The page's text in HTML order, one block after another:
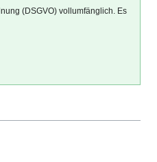
(DSGVO) vollumfänglich. Es